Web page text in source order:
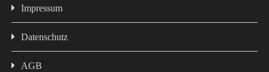
Impressum
Datenschutz
AGB